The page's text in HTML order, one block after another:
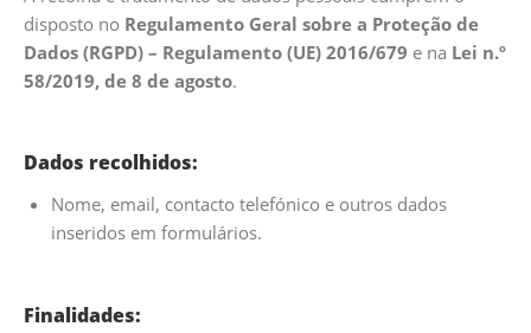
disposto no Regulamento Geral sobre a Proteção de
Dados (RGPD) – Regulamento (UE) 2016/679 e na Lei n.º
58/2019, de 8 de agosto.
Dados recolhidos:
Nome, email, contacto telefónico e outros dados
inseridos em formulários.
Finalidades: